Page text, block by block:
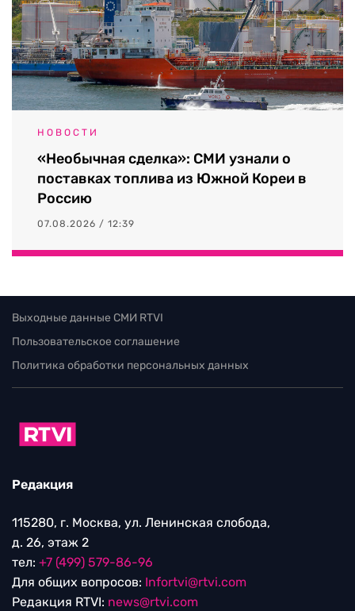
НОВОСТИ
«Необычная сделка»: СМИ узнали о
поставках топлива из Южной Кореи в
Россию
07.08.2026 / 12:39
Выходные данные СМИ RTVI
Пользовательское соглашение
Политика обработки персональных данных
Редакция
115280, г. Москва, ул. Ленинская слобода,
д. 26, этаж 2
тел: +7 (499) 579-86-96
Для общих вопросов: Infortvi@rtvi.com
Редакция RTVI: news@rtvi.com